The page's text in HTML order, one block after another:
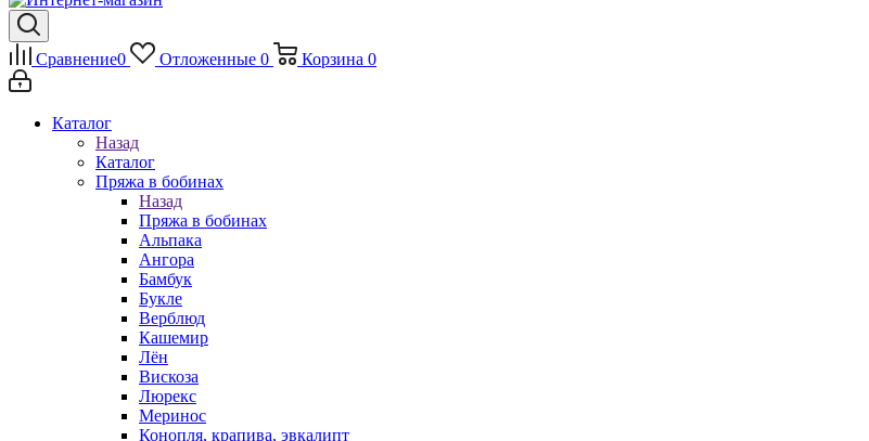
Сравнение0 Отложенные 0 Корзина 0
Каталог
Назад
Каталог
Пряжа в бобинах
Назад
Пряжа в бобинах
Альпака
Ангора
Бамбук
Букле
Верблюд
Кашемир
Лён
Вискоза
Люрекс
Меринос
Конопля, крапива, эвкалипт